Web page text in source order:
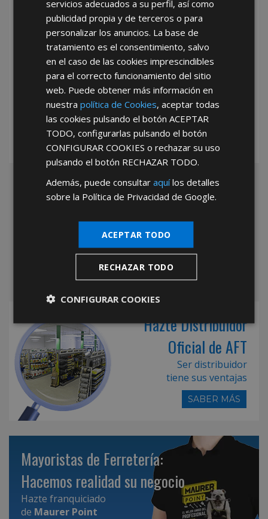
*Abstenerse particulares, sólo venta a tiendas y empresas minoristas y
Hazte Distribuidor
Oficial de AFT
Ser distribuidor
tiene sus ventajas
SABER MÁS
Mayoristas de Ferretería:
Hacemos realidad su negocio
Hazte franquiciado
de Maurer Point
servicios adecuados a su perfil, así como
publicidad propia y de terceros o para
personalizar los anuncios. La base de
tratamiento es el consentimiento, salvo
en el caso de las cookies imprescindibles
para el correcto funcionamiento del sitio
web. Puede obtener más información en
nuestrapolítica de Cookies, aceptar todas
las cookies pulsando el botónACEPTAR
TODO, configurarlas pulsando el botón
CONFIGURAR COOKIES o rechazar su uso
pulsando el botón RECHAZAR TODO.
Además, puede consultaraquílos detalles
sobre la Política de Privacidad de Google.
ACEPTAR TODO
RECHAZAR TODO
CONFIGURAR COOKIES